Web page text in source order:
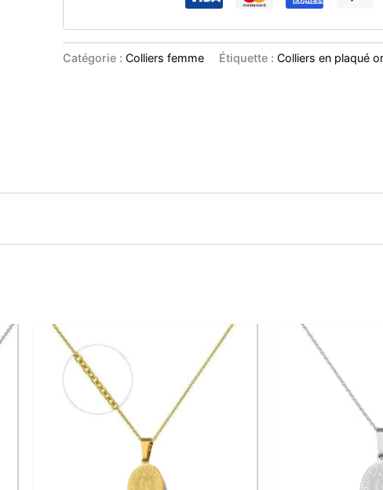
Catégorie : Colliers femme Étiquette : Colliers en plaqué or
la finition plaqué or 1 micron apporte une touche
à porter au quotidien ou pour sublimer une tenue plus habillée.